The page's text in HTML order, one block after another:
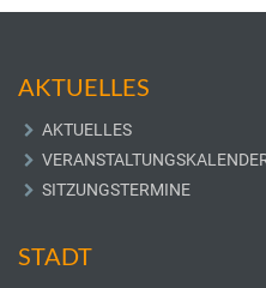
AKTUELLES
AKTUELLES
SITZUNGSTERMINE
STADT